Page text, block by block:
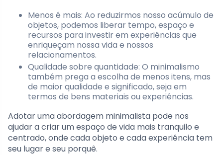
Menos é mais: Ao reduzirmos nosso acúmulo de
objetos, podemos liberar tempo, espaço e
recursos para investir em experiências que
enriqueçam nossa vida e nossos
relacionamentos.
Qualidade sobre quantidade: O minimalismo
também prega a escolha de menos itens, mas
de maior qualidade e significado, seja em
termos de bens materiais ou experiências.
Adotar uma abordagem minimalista pode nos
ajudar a criar um espaço de vida mais tranquilo e
centrado, onde cada objeto e cada experiência tem
seu lugar e seu porquê.